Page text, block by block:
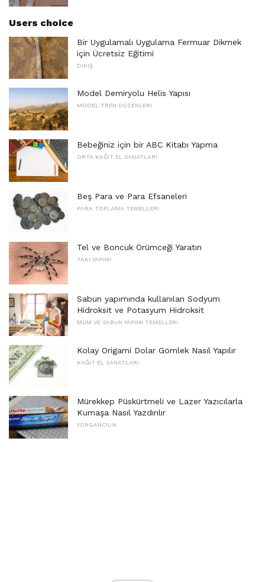
Users choice
Bir Uygulamalı Uygulama Fermuar Dikmek
için Ücretsiz Eğitimi
DIKIŞ
Model Demiryolu Helis Yapısı
MODEL TREN DÜZENLERI
Bebeğiniz için bir ABC Kitabı Yapma
ORTA KAĞIT EL SANATLARI
Beş Para ve Para Efsaneleri
PARA TOPLAMA TEMELLERI
Tel ve Boncuk Örümceği Yaratın
TAKI YAPIMI
Sabun yapımında kullanılan Sodyum
Hidroksit ve Potasyum Hidroksit
MUM VE SABUN YAPIMI TEMELLERI
Kolay Origami Dolar Gömlek Nasıl Yapılır
KAĞIT EL SANATLARI
Mürekkep Püskürtmeli ve Lazer Yazıcılarla
Kumaşa Nasıl Yazdırılır
YORGANCILIK